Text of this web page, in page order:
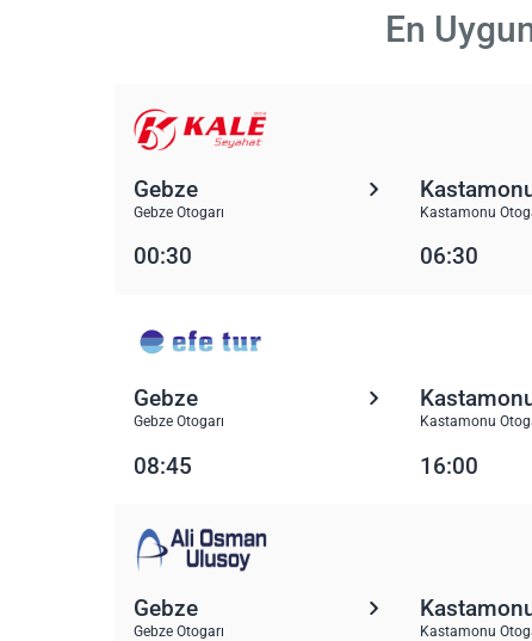
En
Gebze
Gebze Otogarı Kastamonu
00:30 06:30
Gebze
Gebze Otogarı Kastamonu
08:45 16:00
Gebze
Gebze Otogarı Kastamonu